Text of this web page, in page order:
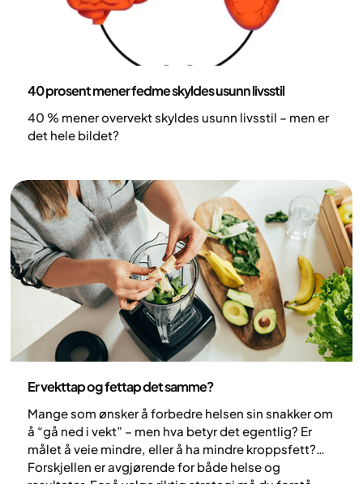
40 prosent mener fedme skyldes usunn livsstil
40 % mener overvekt skyldes usunn livsstil – men er
det hele bildet?
Er vekttap og fettap det samme?
Mange som ønsker å forbedre helsen sin snakker om
å “gå ned i vekt” – men hva betyr det egentlig? Er
målet å veie mindre, eller å ha mindre kroppsfett?
Forskjellen er avgjørende for både helse og
resultater. For å velge riktig strategi må du forstå